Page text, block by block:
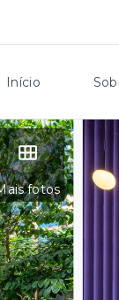
Início
fotos